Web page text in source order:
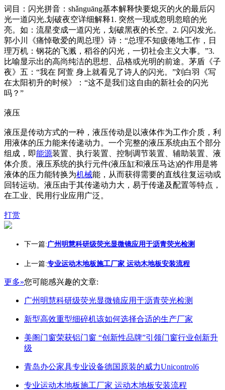
词目：闪光拼音：shǎnguāng基本解释快要熄灭的火的最后闪
光一道闪光,划破夜空详细解释1. 突然一现或忽明忽暗的光
亮。如：流星变成一道闪光，划破黑夜的长空。2. 闪闪发光。
郭小川《痛悼敬爱的周总理》诗：“总理不知疲倦地工作，日
理万机：钢花的飞溅，稻谷的闪光，一切社会主义大事。”3.
比喻显示出的高尚纯洁的思想、品格或光明的前途。茅盾《子
夜》五：“我在 阿萱 身上就看见了诗人的闪光。”刘白羽《写
在太阳初升的时候》：“这不是我们这自由的新社会的闪光
吗？”
液压
液压是传动方式的一种，液压传动是以液体作为工作介质，利
用液体的压力能来传递动力。一个完整的液压系统由五个部分
组成，即能源装置、执行装置、控制调节装置、辅助装置、液
体介质。液压系统的执行元件(液压缸和液压马达)的作用是将
液体的压力能转换为机械能，从而获得需要的直线往复运动或
回转运动。液压由于其传递动力大，易于传递及配置等特点，
在工业、民用行业应用广泛。
打赏
下一篇:广州明慧科研级荧光显微镜应用于沥青荧光检测
上一篇:专业运动木地板施工厂家 运动木地板安装流程
更多»您可能感兴趣的文章:
广州明慧科研级荧光显微镜应用于沥青荧光检测
新型高效重型细碎机该如何选择合适的生产厂家
美阁门窗荣获铝门窗 “创新性品牌”引领门窗行业创新升
级
青岛办公家具专业设备德国原装的威力Unicontrol6
专业运动木地板施工厂家 运动木地板安装流程